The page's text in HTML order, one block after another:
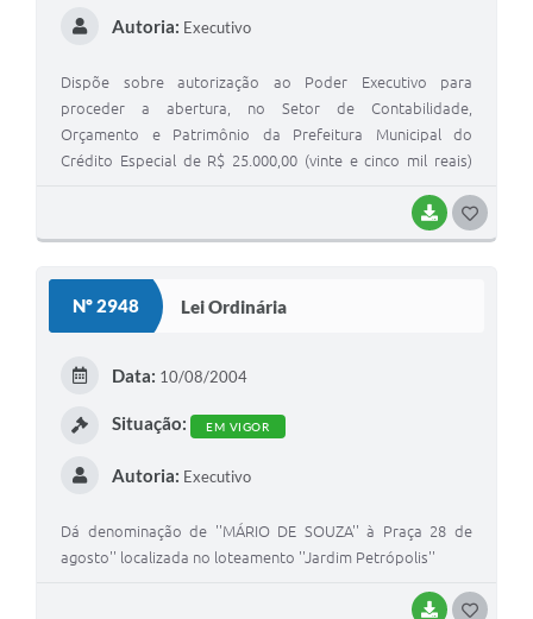
BAIXAR
Autoria: Executivo
Dispõe sobre autorização ao Poder Executivo para
proceder a abertura, no Setor de Contabilidade,
Orçamento e Patrimônio da Prefeitura Municipal do
Crédito Especial de R$ 25.000,00 (vinte e cinco mil reais)
Nº 2948 Lei Ordinária
BAIXAR
Data: 10/08/2004
Situação: EM VIGOR
Autoria: Executivo
Dá denominação de ''MÁRIO DE SOUZA'' à Praça 28 de
agosto'' localizada no loteamento ''Jardim Petrópolis''